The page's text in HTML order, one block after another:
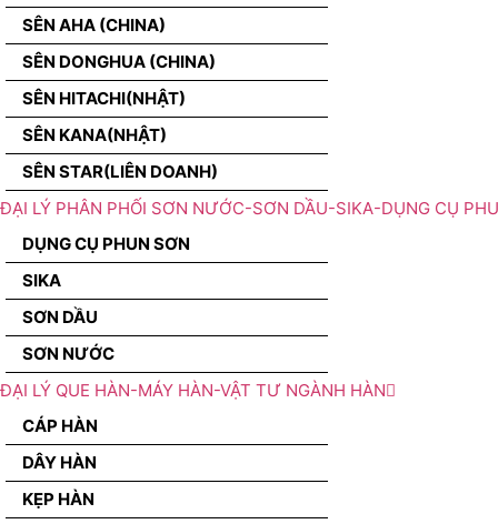
SÊN AHA (CHINA)
SÊN DONGHUA (CHINA)
SÊN HITACHI(NHẬT)
SÊN KANA(NHẬT)
SÊN STAR(LIÊN DOANH)
ĐẠI LÝ PHÂN PHỐI SƠN NƯỚC-SƠN DẦU-SIKA-DỤNG CỤ
DỤNG CỤ PHUN SƠN
SIKA
SƠN DẦU
SƠN NƯỚC
ĐẠI LÝ QUE HÀN-MÁY HÀN-VẬT TƯ NGÀNH HÀN
CÁP HÀN
DÂY HÀN
KẸP HÀN